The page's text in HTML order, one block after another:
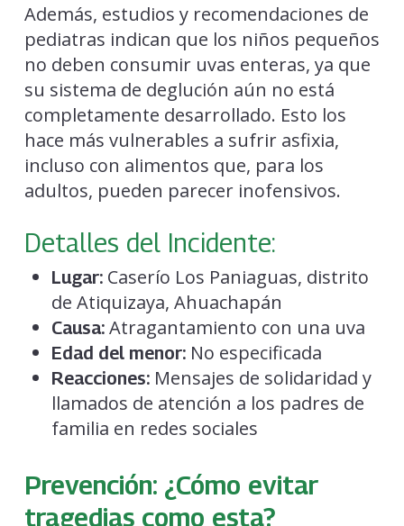
Además, estudios y recomendaciones de
pediatras indican que los niños pequeños
no deben consumir uvas enteras, ya que
su sistema de deglución aún no está
completamente desarrollado. Esto los
hace más vulnerables a sufrir asfixia,
incluso con alimentos que, para los
adultos, pueden parecer inofensivos.
Detalles del Incidente:
Lugar:Caserío Los Paniaguas, distrito
de Atiquizaya, Ahuachapán
Causa:Atragantamiento con una uva
Edad del menor:No especificada
Reacciones:Mensajes de solidaridad y
llamados de atención a los padres de
familia en redes sociales
Prevención: ¿Cómo evitar
tragedias como esta?